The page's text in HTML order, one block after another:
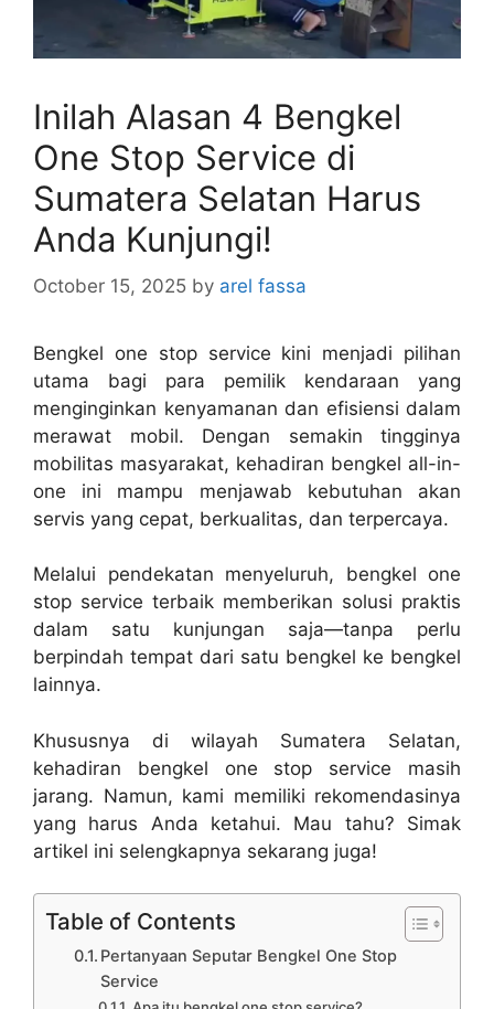
Inilah Alasan 4 Bengkel
One Stop Service di
Sumatera Selatan Harus
Anda Kunjungi!
October 15, 2025 by arel fassa
Bengkel one stop service kini menjadi pilihan
utama bagi para pemilik kendaraan yang
menginginkan kenyamanan dan efisiensi dalam
merawat mobil. Dengan semakin tingginya
mobilitas masyarakat, kehadiran bengkel all-in-
one ini mampu menjawab kebutuhan akan
servis yang cepat, berkualitas, dan terpercaya.
Melalui pendekatan menyeluruh, bengkel one
stop service terbaik memberikan solusi praktis
dalam satu kunjungan saja—tanpa perlu
berpindah tempat dari satu bengkel ke bengkel
lainnya.
Khususnya di wilayah Sumatera Selatan,
kehadiran bengkel one stop service masih
jarang. Namun, kami memiliki rekomendasinya
yang harus Anda ketahui. Mau tahu? Simak
artikel ini selengkapnya sekarang juga!
Table of Contents
Pertanyaan Seputar Bengkel One Stop
Service